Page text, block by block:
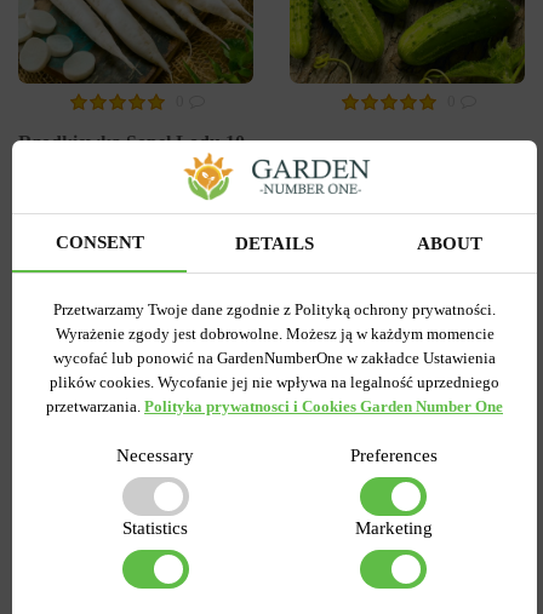
Rzodkiewka Sopel Lodu 10
2.99 zł2.09 zł
DO KOSZYKA
7.19 zł2.88 zł
Podobne produkty
CONSENT DETAILS ABOUT
Przetwarzamy Twoje dane zgodnie z Polityką ochrony prywatności.
Wyrażenie zgody jest dobrowolne. Możesz ją w każdym momencie
wycofać lub ponowić na GardenNumberOne w zakładce Ustawienia
plików cookies. Wycofanie jej nie wpływa na legalność uprzedniego
przetwarzania. Polityka prywatnosci i Cookies Garden Number One
Necessary Preferences
Statistics Marketing